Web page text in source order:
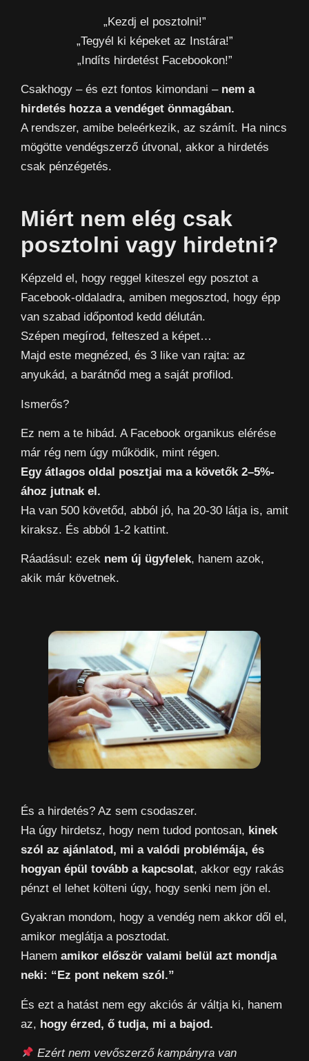
„Kezdj el posztolni!”
„Tegyél ki képeket az Instára!”
„Indíts hirdetést Facebookon!”
Csakhogy – és ezt fontos kimondani – nem a
hirdetés hozza a vendéget önmagában.
A rendszer, amibe beleérkezik, az számít. Ha nincs
mögötte vendégszerző útvonal, akkor a hirdetés
csak pénzégetés.
Miért nem elég csak
posztolni vagy hirdetni?
Képzeld el, hogy reggel kiteszel egy posztot a
Facebook-oldaladra, amiben megosztod, hogy épp
van szabad időpontod kedd délután.
Szépen megírod, felteszed a képet…
Majd este megnézed, és 3 like van rajta: az
anyukád, a barátnőd meg a saját profilod.
Ismerős?
Ez nem a te hibád. A Facebook organikus elérése
már rég nem úgy működik, mint régen.
Egy átlagos oldal posztjai ma a követők 2–5%-
ához jutnak el.
Ha van 500 követőd, abból jó, ha 20-30 látja is, amit
kiraksz. És abból 1-2 kattint.
Ráadásul: ezek nem új ügyfelek, hanem azok,
akik már követnek.
És a hirdetés? Az sem csodaszer.
Ha úgy hirdetsz, hogy nem tudod pontosan, kinek
szól az ajánlatod, mi a valódi problémája, és
hogyan épül tovább a kapcsolat, akkor egy rakás
pénzt el lehet költeni úgy, hogy senki nem jön el.
Gyakran mondom, hogy a vendég nem akkor dől el,
amikor meglátja a posztodat.
Hanem amikor először valami belül azt mondja
neki: “Ez pont nekem szól.”
És ezt a hatást nem egy akciós ár váltja ki, hanem
az, hogy érzed, ő tudja, mi a bajod.
Ezért nem vevőszerző kampányra van